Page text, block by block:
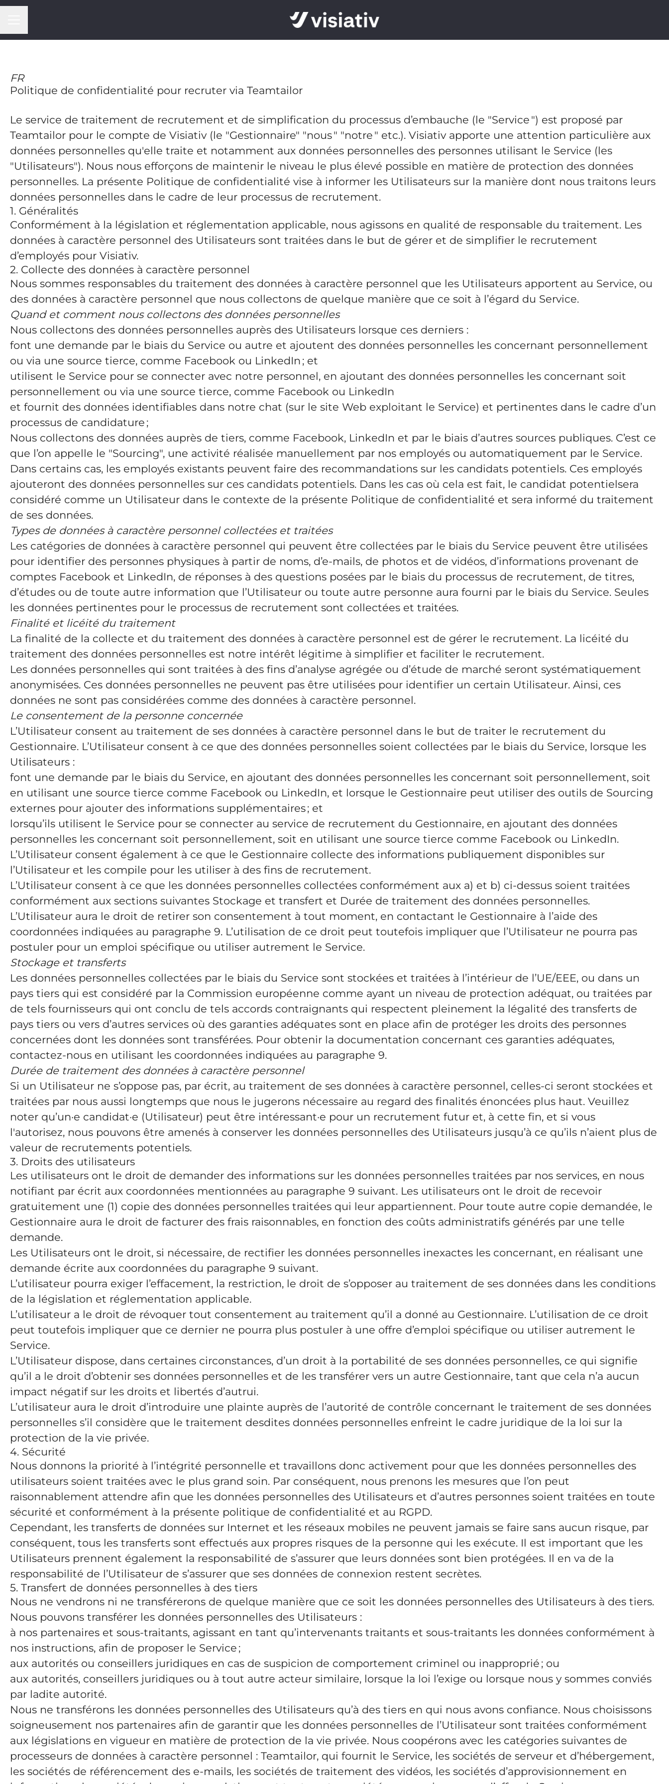
FR
Politique de confidentialité pour recruter via Teamtailor
Le service de traitement de recrutement et de simplification du processus d’embauche (le "Service ") est proposé par
Teamtailor pour le compte de Visiativ (le "Gestionnaire" "nous " "notre " etc.). Visiativ apporte une attention particulière aux
données personnelles qu'elle traite et notamment aux données personnelles des personnes utilisant le Service (les
"Utilisateurs"). Nous nous efforçons de maintenir le niveau le plus élevé possible en matière de protection des données
personnelles. La présente Politique de confidentialité vise à informer les Utilisateurs sur la manière dont nous traitons leurs
données personnelles dans le cadre de leur processus de recrutement.
1. Généralités
Conformément à la législation et réglementation applicable, nous agissons en qualité de responsable du traitement. Les
données à caractère personnel des Utilisateurs sont traitées dans le but de gérer et de simplifier le recrutement
d’employés pour Visiativ.
2. Collecte des données à caractère personnel
Nous sommes responsables du traitement des données à caractère personnel que les Utilisateurs apportent au Service, ou
des données à caractère personnel que nous collectons de quelque manière que ce soit à l’égard du Service.
Quand et comment nous collectons des données personnelles
Nous collectons des données personnelles auprès des Utilisateurs lorsque ces derniers :
font une demande par le biais du Service ou autre et ajoutent des données personnelles les concernant personnellement
ou via une source tierce, comme Facebook ou LinkedIn ; et
utilisent le Service pour se connecter avec notre personnel, en ajoutant des données personnelles les concernant soit
personnellement ou via une source tierce, comme Facebook ou LinkedIn
et fournit des données identifiables dans notre chat (sur le site Web exploitant le Service) et pertinentes dans le cadre d’un
processus de candidature ;
Nous collectons des données auprès de tiers, comme Facebook, LinkedIn et par le biais d’autres sources publiques. C’est ce
que l’on appelle le "Sourcing", une activité réalisée manuellement par nos employés ou automatiquement par le Service.
Dans certains cas, les employés existants peuvent faire des recommandations sur les candidats potentiels. Ces employés
ajouteront des données personnelles sur ces candidats potentiels. Dans les cas où cela est fait, le candidat potentielsera
considéré comme un Utilisateur dans le contexte de la présente Politique de confidentialité et sera informé du traitement
de ses données.
Types de données à caractère personnel collectées et traitées
Les catégories de données à caractère personnel qui peuvent être collectées par le biais du Service peuvent être utilisées
pour identifier des personnes physiques à partir de noms, d’e-mails, de photos et de vidéos, d’informations provenant de
comptes Facebook et LinkedIn, de réponses à des questions posées par le biais du processus de recrutement, de titres,
d’études ou de toute autre information que l’Utilisateur ou toute autre personne aura fourni par le biais du Service. Seules
les données pertinentes pour le processus de recrutement sont collectées et traitées.
Finalité et licéité du traitement
La finalité de la collecte et du traitement des données à caractère personnel est de gérer le recrutement. La licéité du
traitement des données personnelles est notre intérêt légitime à simplifier et faciliter le recrutement.
Les données personnelles qui sont traitées à des fins d’analyse agrégée ou d’étude de marché seront systématiquement
anonymisées. Ces données personnelles ne peuvent pas être utilisées pour identifier un certain Utilisateur. Ainsi, ces
données ne sont pas considérées comme des données à caractère personnel.
Le consentement de la personne concernée
L’Utilisateur consent au traitement de ses données à caractère personnel dans le but de traiter le recrutement du
Gestionnaire. L’Utilisateur consent à ce que des données personnelles soient collectées par le biais du Service, lorsque les
Utilisateurs :
font une demande par le biais du Service, en ajoutant des données personnelles les concernant soit personnellement, soit
en utilisant une source tierce comme Facebook ou LinkedIn, et lorsque le Gestionnaire peut utiliser des outils de Sourcing
externes pour ajouter des informations supplémentaires ; et
lorsqu’ils utilisent le Service pour se connecter au service de recrutement du Gestionnaire, en ajoutant des données
personnelles les concernant soit personnellement, soit en utilisant une source tierce comme Facebook ou LinkedIn.
L’Utilisateur consent également à ce que le Gestionnaire collecte des informations publiquement disponibles sur
l’Utilisateur et les compile pour les utiliser à des fins de recrutement.
L’Utilisateur consent à ce que les données personnelles collectées conformément aux a) et b) ci-dessus soient traitées
conformément aux sections suivantes Stockage et transfert et Durée de traitement des données personnelles.
L’Utilisateur aura le droit de retirer son consentement à tout moment, en contactant le Gestionnaire à l’aide des
coordonnées indiquées au paragraphe 9. L’utilisation de ce droit peut toutefois impliquer que l’Utilisateur ne pourra pas
postuler pour un emploi spécifique ou utiliser autrement le Service.
Stockage et transferts
Les données personnelles collectées par le biais du Service sont stockées et traitées à l’intérieur de l’UE/EEE, ou dans un
pays tiers qui est considéré par la Commission européenne comme ayant un niveau de protection adéquat, ou traitées par
de tels fournisseurs qui ont conclu de tels accords contraignants qui respectent pleinement la légalité des transferts de
pays tiers ou vers d’autres services où des garanties adéquates sont en place afin de protéger les droits des personnes
concernées dont les données sont transférées. Pour obtenir la documentation concernant ces garanties adéquates,
contactez-nous en utilisant les coordonnées indiquées au paragraphe 9.
Durée de traitement des données à caractère personnel
Si un Utilisateur ne s’oppose pas, par écrit, au traitement de ses données à caractère personnel, celles-ci seront stockées et
traitées par nous aussi longtemps que nous le jugerons nécessaire au regard des finalités énoncées plus haut. Veuillez
noter qu’un·e candidat·e (Utilisateur) peut être intéressant·e pour un recrutement futur et, à cette fin, et si vous
l'autorisez, nous pouvons être amenés à conserver les données personnelles des Utilisateurs jusqu’à ce qu’ils n’aient plus de
valeur de recrutements potentiels.
3. Droits des utilisateurs
Les utilisateurs ont le droit de demander des informations sur les données personnelles traitées par nos services, en nous
notifiant par écrit aux coordonnées mentionnées au paragraphe 9 suivant. Les utilisateurs ont le droit de recevoir
gratuitement une (1) copie des données personnelles traitées qui leur appartiennent. Pour toute autre copie demandée, le
Gestionnaire aura le droit de facturer des frais raisonnables, en fonction des coûts administratifs générés par une telle
demande.
Les Utilisateurs ont le droit, si nécessaire, de rectifier les données personnelles inexactes les concernant, en réalisant une
demande écrite aux coordonnées du paragraphe 9 suivant.
L’utilisateur pourra exiger l’effacement, la restriction, le droit de s’opposer au traitement de ses données dans les conditions
de la législation et réglementation applicable.
L’utilisateur a le droit de révoquer tout consentement au traitement qu’il a donné au Gestionnaire. L’utilisation de ce droit
peut toutefois impliquer que ce dernier ne pourra plus postuler à une offre d’emploi spécifique ou utiliser autrement le
Service.
L’Utilisateur dispose, dans certaines circonstances, d’un droit à la portabilité de ses données personnelles, ce qui signifie
qu’il a le droit d’obtenir ses données personnelles et de les transférer vers un autre Gestionnaire, tant que cela n’a aucun
impact négatif sur les droits et libertés d’autrui.
L’utilisateur aura le droit d’introduire une plainte auprès de l’autorité de contrôle concernant le traitement de ses données
personnelles s’il considère que le traitement desdites données personnelles enfreint le cadre juridique de la loi sur la
protection de la vie privée.
4. Sécurité
Nous donnons la priorité à l’intégrité personnelle et travaillons donc activement pour que les données personnelles des
utilisateurs soient traitées avec le plus grand soin. Par conséquent, nous prenons les mesures que l’on peut
raisonnablement attendre afin que les données personnelles des Utilisateurs et d’autres personnes soient traitées en toute
sécurité et conformément à la présente politique de confidentialité et au RGPD.
Cependant, les transferts de données sur Internet et les réseaux mobiles ne peuvent jamais se faire sans aucun risque, par
conséquent, tous les transferts sont effectués aux propres risques de la personne qui les exécute. Il est important que les
Utilisateurs prennent également la responsabilité de s’assurer que leurs données sont bien protégées. Il en va de la
responsabilité de l’Utilisateur de s’assurer que ses données de connexion restent secrètes.
5. Transfert de données personnelles à des tiers
Nous ne vendrons ni ne transférerons de quelque manière que ce soit les données personnelles des Utilisateurs à des tiers.
Nous pouvons transférer les données personnelles des Utilisateurs :
à nos partenaires et sous-traitants, agissant en tant qu’intervenants traitants et sous-traitants les données conformément à
nos instructions, afin de proposer le Service ;
aux autorités ou conseillers juridiques en cas de suspicion de comportement criminel ou inapproprié ; ou
aux autorités, conseillers juridiques ou à tout autre acteur similaire, lorsque la loi l’exige ou lorsque nous y sommes conviés
par ladite autorité.
Nous ne transférons les données personnelles des Utilisateurs qu’à des tiers en qui nous avons confiance. Nous choisissons
soigneusement nos partenaires afin de garantir que les données personnelles de l’Utilisateur sont traitées conformément
aux législations en vigueur en matière de protection de la vie privée. Nous coopérons avec les catégories suivantes de
processeurs de données à caractère personnel : Teamtailor, qui fournit le Service, les sociétés de serveur et d’hébergement,
les sociétés de référencement des e-mails, les sociétés de traitement des vidéos, les sociétés d’approvisionnement en